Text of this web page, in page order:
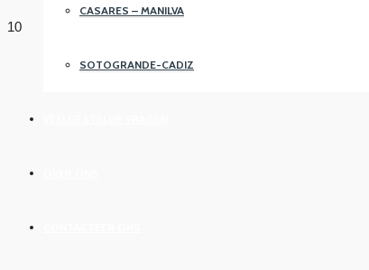
CASARES – MANILVA
SOTOGRANDE-CADIZ
10